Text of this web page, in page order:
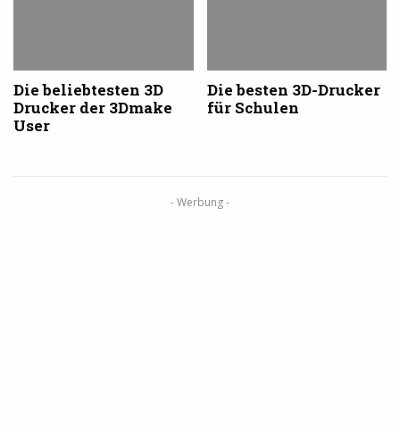
Die beliebtesten 3D
Drucker der 3Dmake
User
Die besten 3D-Drucker
für Schulen